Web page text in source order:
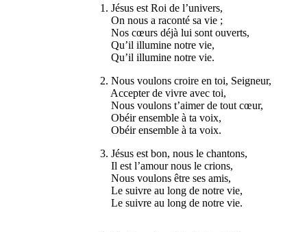
1. Jésus est Roi de l’univers,
On nous a raconté sa vie ;
Nos cœurs déjà lui sont ouverts,
Qu’il illumine notre vie,
Qu’il illumine notre vie.
2. Nous voulons croire en toi, Seigneur,
Accepter de vivre avec toi,
Nous voulons t’aimer de tout cœur,
Obéir ensemble à ta voix,
Obéir ensemble à ta voix.
3. Jésus est bon, nous le chantons,
Il est l’amour nous le crions,
Nous voulons être ses amis,
Le suivre au long de notre vie,
Le suivre au long de notre vie.